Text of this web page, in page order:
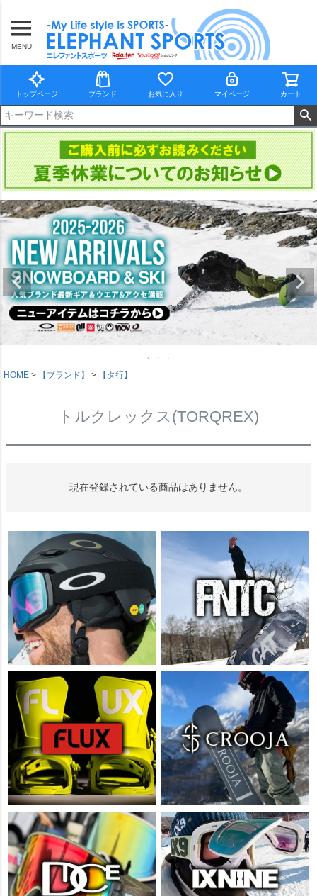
MENU
トップページ ブランド お気に入り マイページ カート
HOME 【ブランド】 【タ行】
トルクレックス(TORQREX)
現在登録されている商品はありません。